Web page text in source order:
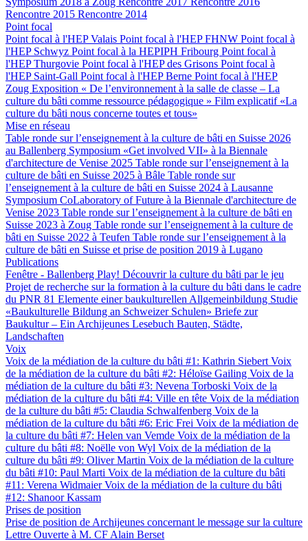
Rencontre 2015 Rencontre 2014
Point focal
Point focal à l'HEP Valais Point focal à l'HEP FHNW Point focal à
l'HEP Schwyz Point focal à la HEPIPH Fribourg Point focal à
l'HEP Thurgovie Point focal à l'HEP des Grisons Point focal à
l'HEP Saint-Gall Point focal à l'HEP Berne Point focal à l'HEP
Zoug Exposition « De l’environnement à la salle de classe – La
culture du bâti comme ressource pédagogique » Film explicatif «La
culture du bâti nous concerne toutes et tous»
Mise en réseau
Table ronde sur l’enseignement à la culture de bâti en Suisse 2026
au Ballenberg Symposium «Get involved VII» à la Biennale
d'architecture de Venise 2025 Table ronde sur l’enseignement à la
culture de bâti en Suisse 2025 à Bâle Table ronde sur
l’enseignement à la culture de bâti en Suisse 2024 à Lausanne
Symposium CoLaboratory of Future à la Biennale d'architecture de
Venise 2023 Table ronde sur l’enseignement à la culture de bâti en
Suisse 2023 à Zoug Table ronde sur l’enseignement à la culture de
bâti en Suisse 2022 à Teufen Table ronde sur l’enseignement à la
culture de bâti en Suisse et prise de position 2019 à Lugano
Publications
Fenêtre - Ballenberg Play! Découvrir la culture du bâti par le jeu
Projet de recherche sur la formation à la culture du bâti dans le cadre
du PNR 81 Elemente einer baukulturellen Allgemeinbildung Studie
«Baukulturelle Bildung an Schweizer Schulen» Briefe zur
Baukultur – Ein Archijeunes Lesebuch Bauten, Städte,
Landschaften
Voix
Voix de la médiation de la culture du bâti #1: Kathrin Siebert Voix
de la médiation de la culture du bâti #2: Héloïse Gailing Voix de la
médiation de la culture du bâti #3: Nevena Torboski Voix de la
médiation de la culture du bâti #4: Ville en tête Voix de la médiation
de la culture du bâti #5: Claudia Schwalfenberg Voix de la
médiation de la culture du bâti #6: Eric Frei Voix de la médiation de
la culture du bâti #7: Helen van Vemde Voix de la médiation de la
culture du bâti #8: Noëlle von Wyl Voix de la médiation de la
culture du bâti #9: Oliver Martin Voix de la médiation de la culture
du bâti #10: Paul Marti Voix de la médiation de la culture du bâti
#11: Verena WidmaierVoix de la médiation de la culture du bâti
#12: Shanoor Kassam
Prises de position
Prise de position de Archijeunes concernant le message sur la culture
Lettre Ouverte à M. CF Alain Berset